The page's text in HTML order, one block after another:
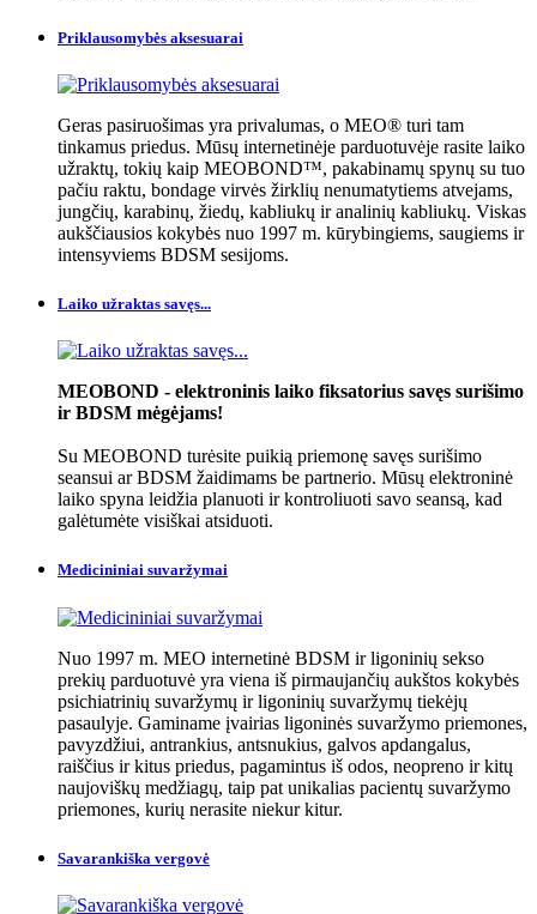
Priklausomybės aksesuarai
Geras pasiruošimas yra privalumas, o MEO® turi tam
tinkamus priedus. Mūsų internetinėje parduotuvėje rasite laiko
užraktų, tokių kaip MEOBOND™, pakabinamų spynų su tuo
pačiu raktu, bondage virvės žirklių nenumatytiems atvejams,
jungčių, karabinų, žiedų, kabliukų ir analinių kabliukų. Viskas
aukščiausios kokybės nuo 1997 m. kūrybingiems, saugiems ir
intensyviems BDSM sesijoms.
Laiko užraktas savęs...
MEOBOND - elektroninis laiko fiksatorius savęs surišimo
ir BDSM mėgėjams!
Su MEOBOND turėsite puikią priemonę savęs surišimo
seansui ar BDSM žaidimams be partnerio. Mūsų elektroninė
laiko spyna leidžia planuoti ir kontroliuoti savo seansą, kad
galėtumėte visiškai atsiduoti.
Medicininiai suvaržymai
Nuo 1997 m. MEO internetinė BDSM ir ligoninių sekso
prekių parduotuvė yra viena iš pirmaujančių aukštos kokybės
psichiatrinių suvaržymų ir ligoninių suvaržymų tiekėjų
pasaulyje. Gaminame įvairias ligoninės suvaržymo priemones,
pavyzdžiui, antrankius, antsnukius, galvos apdangalus,
raiščius ir kitus priedus, pagamintus iš odos, neopreno ir kitų
naujoviškų medžiagų, taip pat unikalias pacientų suvaržymo
priemones, kurių nerasite niekur kitur.
Savarankiška vergovė